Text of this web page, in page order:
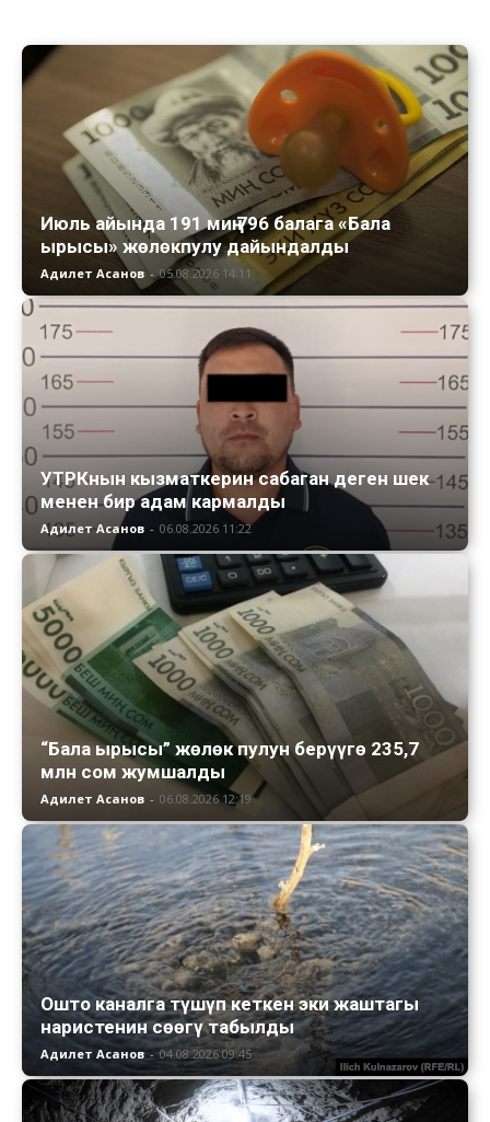
Июль айында 191 миң 796 балага «Бала
ырысы» жөлөкпулу дайындалды
Адилет Асанов - 05.08.2026 14:11
УТРКнын кызматкерин сабаган деген шек
менен бир адам кармалды
Адилет Асанов - 06.08.2026 11:22
“Бала ырысы” жөлөк пулун берүүгө 235,7
млн сом жумшалды
Адилет Асанов - 06.08.2026 12:19
Ошто каналга түшүп кеткен эки жаштагы
наристенин сөөгү табылды
Адилет Асанов - 04.08.2026 09:45